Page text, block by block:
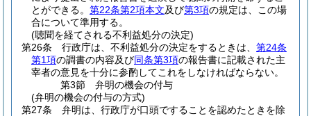
とができる。 第22条第2項本文及び第3項の規定は、この場
合について準用する。
(聴聞を経てされる不利益処分の決定)
第26条
行政庁は、不利益処分の決定をするときは、 第24条
第1項の調書の内容及び同条第3項の報告書に記載された主
宰者の意見を十分に参酌してこれをしなければならない。
第3節
弁明の機会の付与
(弁明の機会の付与の方式)
第27条
弁明は、行政庁が口頭ですることを認めたときを除